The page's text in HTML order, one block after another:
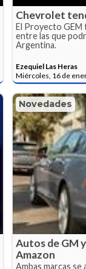
Chevrolet
El Proyecto GEM
entre las que
Argentina.
Ezequiel Las Heras
Miércoles, 16 de
Novedades
Autos de GM
Amazon
Ambas marcas